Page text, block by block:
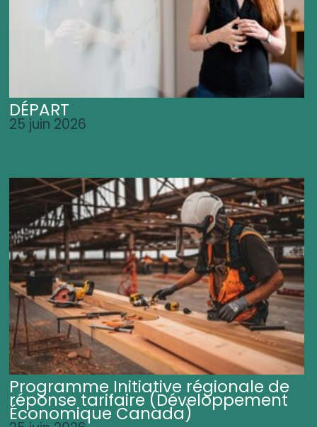
DÉPART
25 juin 2026
Programme Initiative régionale de
réponse tarifaire (Développement
Économique Canada)